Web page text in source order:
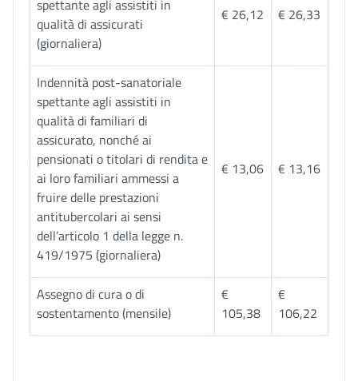
spettante agli assistiti in
qualità di assicurati
(giornaliera)
€ 26,12 € 26,33
Indennità post-sanatoriale
spettante agli assistiti in
qualità di familiari di
assicurato, nonché ai
pensionati o titolari di rendita e
ai loro familiari ammessi a
fruire delle prestazioni
antitubercolari ai sensi
dell’articolo 1 della legge n.
419/1975 (giornaliera)
€ 13,06 € 13,16
Assegno di cura o di
sostentamento (mensile)
€
105,38
€
106,22